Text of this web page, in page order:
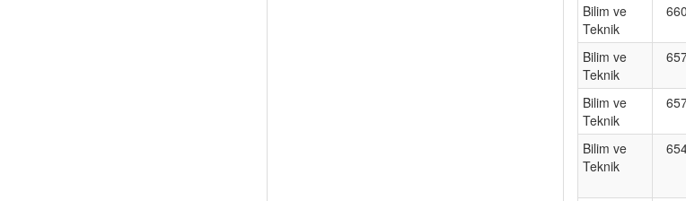
Bilim ve
Teknik
660
Bilim ve
Teknik
Bilim ve
Teknik
Bilim ve
Teknik